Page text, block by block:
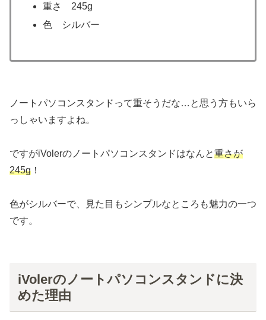
重さ 245g
色 シルバー
ノートパソコンスタンドって重そうだな…と思う方もいら
っしゃいますよね。
ですがiVolerのノートパソコンスタンドはなんと重さが
245g ！
色がシルバーで、見た目もシンプルなところも魅力の一つ
です。
iVolerのノートパソコンスタンドに決
めた理由